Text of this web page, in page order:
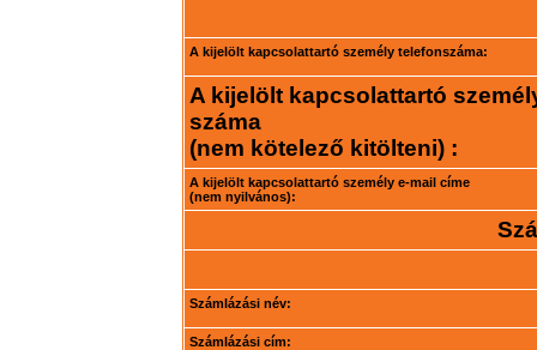
A kijelölt kapcsolattartó személy telefonszáma:
A kijelölt kapcsolattartó
száma
(nem kötelező kitölteni) :
A kijelölt kapcsolattartó személy e-mail címe
(nem nyilvános):
Számlázási név:
Számlázási cím: